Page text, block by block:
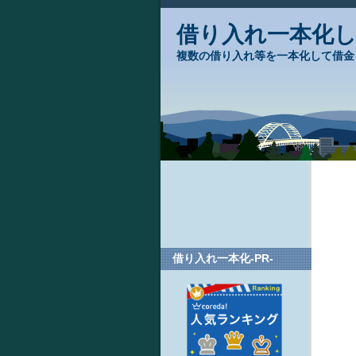
借り入れ一本化
複数の借り入れ等を一本化して借
借り入れ一本化-PR-